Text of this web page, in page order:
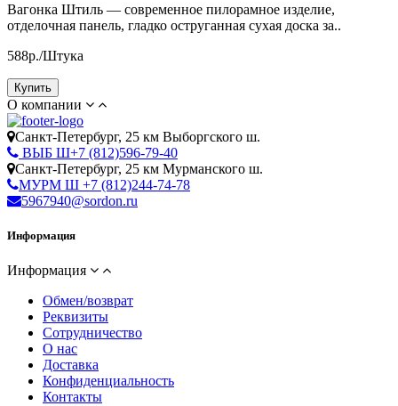
Вагонка Штиль — современное пилорамное изделие,
отделочная панель, гладко оструганная сухая доска за..
588р./Штука
Купить
О компании
Cанкт-Петербург, 25 км Выборгского ш.
ВЫБ Ш+7 (812)596-79-40
Cанкт-Петербург, 25 км Мурманского ш.
МУРМ Ш +7 (812)244-74-78
5967940@sordon.ru
Информация
Информация
Обмен/возврат
Реквизиты
Сотрудничество
О нас
Доставка
Конфиденциальность
Контакты